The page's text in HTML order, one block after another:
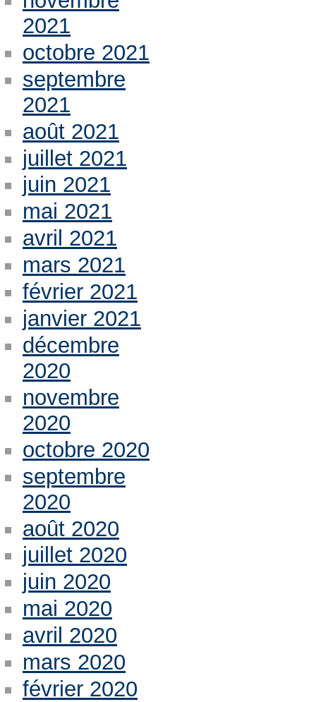
2021
octobre 2021
septembre
2021
août 2021
juillet 2021
juin 2021
mai 2021
avril 2021
mars 2021
février 2021
janvier 2021
décembre
2020
novembre
2020
octobre 2020
septembre
2020
août 2020
juillet 2020
juin 2020
mai 2020
avril 2020
mars 2020
février 2020